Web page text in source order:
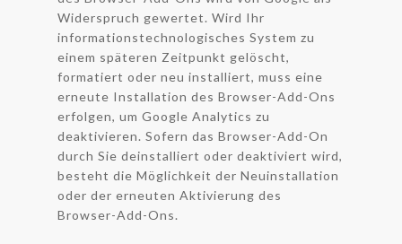
Widerspruch gewertet. Wird Ihr
informationstechnologisches System zu
einem späteren Zeitpunkt gelöscht,
formatiert oder neu installiert, muss eine
erneute Installation des Browser-Add-Ons
erfolgen, um Google Analytics zu
deaktivieren. Sofern das Browser-Add-On
durch Sie deinstalliert oder deaktiviert wird,
besteht die Möglichkeit der Neuinstallation
oder der erneuten Aktivierung des
Browser-Add-Ons.